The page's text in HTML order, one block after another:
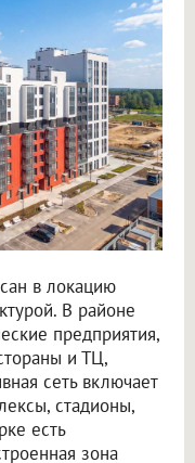
в локацию
В районе
предприятия,
и ТЦ,
сеть включает
стадионы,
есть
зона